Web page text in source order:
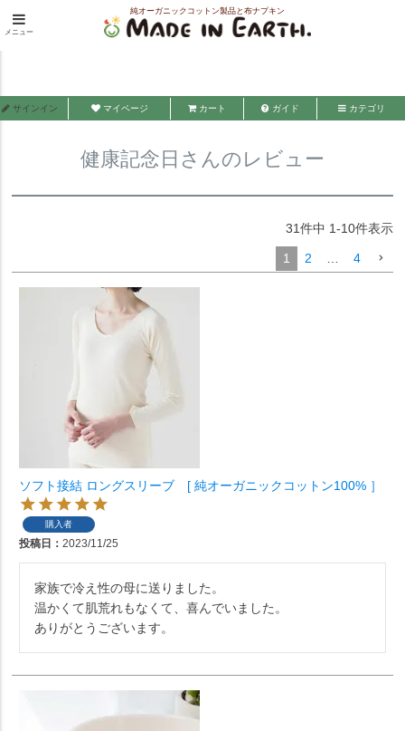
純オーガニックコットン製品と布ナプキン
メイド・イン・アース
メニュー
HOME 健康記念日さんのレビュー
サインイン マイページ カート ガイド カテゴリ
健康記念日さんのレビュー
31件中 1-10件表示
1 2 … 4
ソフト接結 ロングスリーブ [ 純オーガニックコットン100% ］
購入者
投稿日 2023/11/25
家族で冷え性の母に送りました。
温かくて肌荒れもなくて、喜んでいました。
ありがとうございます。